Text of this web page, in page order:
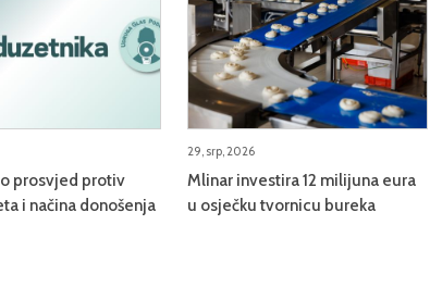
prosvjed protiv
i načina donošenja
29, srp, 2026
Mlinar investira 12 milijuna eura
u osječku tvornicu bureka